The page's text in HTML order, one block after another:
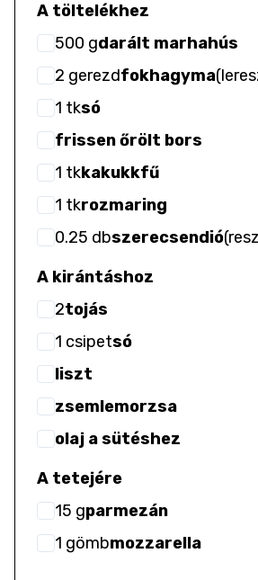
A töltelékhez
500 gdarált marhahús
2 gerezdfokhagyma(
1 tksó
frissen őrölt bors
1 tkkakukkfű
1 tkrozmaring
0.25 dbszerecsendió(
A kirántáshoz
2tojás
1 csipetsó
liszt
zsemlemorzsa
olaj a sütéshez
A tetejére
15 gparmezán
1 gömbmozzarella